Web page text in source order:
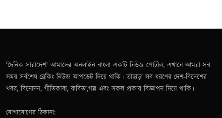
'দৈনিক সারাদেশ' আমাদের অনলাইন বাংলা একটি নিউজ পোর্টাল, এখানে আমরা সব
সময় সর্বশেষ ব্রেকিং নিউজ আপডেট দিয়ে থাকি। তাছাড়া সব ধরণের দেশ-বিদেশের
খবর, বিনোদন, গীতিকাব্য, কবিতা,গল্প এবং সকল প্রকার বিজ্ঞাপন দিয়ে থাকি।
যোগাযোগের ঠিকানা: